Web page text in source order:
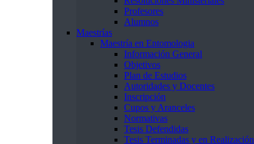
Profesores
Alumnos
Maestrías
Maestría en Entomologia
Información General
Objetivos
Plan de Estudios
Autoridades y Docentes
Inscripción
Cupos y Aranceles
Normativas
Tesis Defendidas
Tesis Terminadas y en Realización